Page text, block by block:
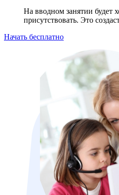
На вводном занятии будет
присутствовать. Это
Начать бесплатно